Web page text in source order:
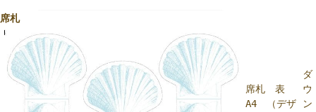
席札
席札 表
A4 （デザ
ダ
ウ
ン